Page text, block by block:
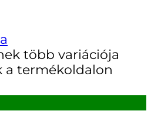
több variációja
a termékoldalon